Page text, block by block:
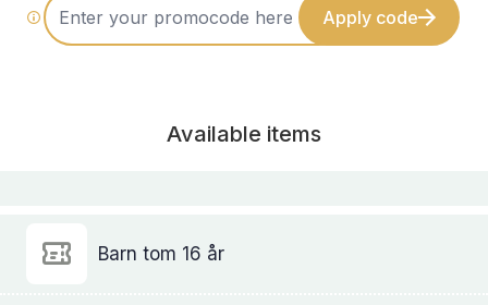
Apply code
Available items
Barn tom 16 år